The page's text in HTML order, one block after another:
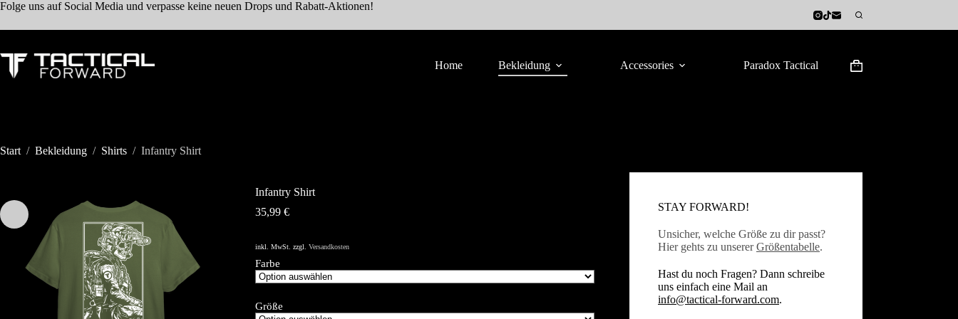
Zum
springen
Folge uns auf Social Media und verpasse keine neuen Drops und Rabatt-Aktionen!
Home Bekleidung Accessories Paradox Tactical Warenkorb
Start / Bekleidung / Shirts / Infantry Shirt
Infantry Shirt
35,99 €
inkl. MwSt. zzgl. Versandkosten
Farbe
Größe
STAY FORWARD!
Unsicher, welche Größe zu dir passt?
Hier gehts zu unsererGrößentabelle.
Hast du noch Fragen? Dann schreibe
uns einfach eine Mail an
info@tactical-forward.com.